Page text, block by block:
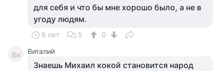
для себя и что бы мне хорошо было, а не в
угоду людям.
8 лет 5 0
Ви Виталий
Знаешь Михаил кокой становится народ